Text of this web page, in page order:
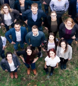
PLUS D INFOS